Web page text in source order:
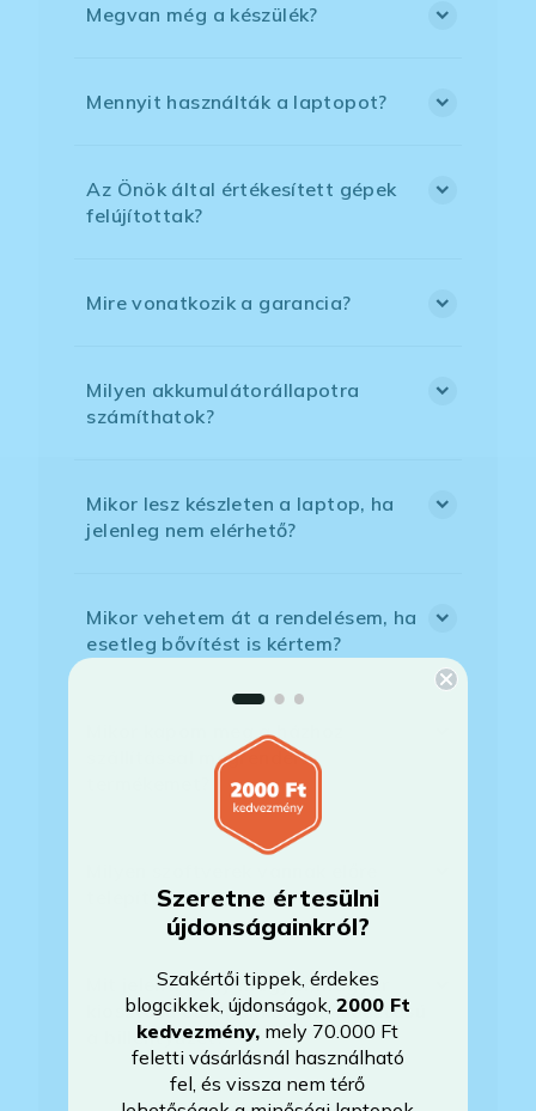
Megvan még a készülék?
Mennyit használták a laptopot?
Az Önök által értékesített gépek
felújítottak?
Mire vonatkozik a garancia?
Milyen akkumulátorállapotra
számíthatok?
Mikor lesz készleten a laptop, ha
jelenleg nem elérhető?
Mikor vehetem át a rendelésem, ha
esetleg bővítést is kértem?
Mikor kapom meg a házhoz
szállítással megrendelt
telepítve a laptopra?
Mit jelent, hogy magyar/magyar
kiosztású európai/külföldi kiosztású
a billentyűzet?
Szeretne értesülni
újdonságainkról?
Szakértői tippek, érdekes
blogcikkek, újdonságok,2000 Ft
kedvezmény, mely 70.000 Ft
feletti vásárlásnál használható
fel, és vissza nem térő